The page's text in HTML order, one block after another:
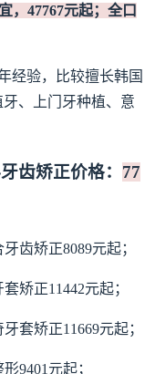
，47767元起；全口
经验，比较擅长韩国
、上门牙种植、意
齿矫正价格： 77
齿矫正8089元起；
矫正11442元起；
套矫正11669元起；
9401元起；